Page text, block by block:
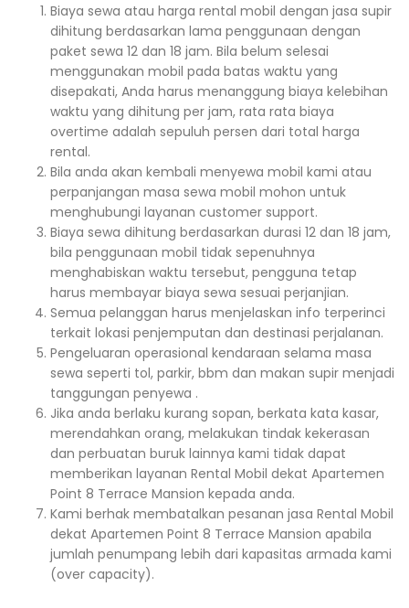
Biaya sewa atau harga rental mobil dengan jasa supir
dihitung berdasarkan lama penggunaan dengan
paket sewa 12 dan 18 jam. Bila belum selesai
menggunakan mobil pada batas waktu yang
disepakati, Anda harus menanggung biaya kelebihan
waktu yang dihitung per jam, rata rata biaya
overtime adalah sepuluh persen dari total harga
rental.
Bila anda akan kembali menyewa mobil kami atau
perpanjangan masa sewa mobil mohon untuk
menghubungi layanan customer support.
Biaya sewa dihitung berdasarkan durasi 12 dan 18 jam,
bila penggunaan mobil tidak sepenuhnya
menghabiskan waktu tersebut, pengguna tetap
harus membayar biaya sewa sesuai perjanjian.
Semua pelanggan harus menjelaskan info terperinci
terkait lokasi penjemputan dan destinasi perjalanan.
Pengeluaran operasional kendaraan selama masa
sewa seperti tol, parkir, bbm dan makan supir menjadi
tanggungan penyewa .
Jika anda berlaku kurang sopan, berkata kata kasar,
merendahkan orang, melakukan tindak kekerasan
dan perbuatan buruk lainnya kami tidak dapat
memberikan layanan Rental Mobil dekat Apartemen
Point 8 Terrace Mansion kepada anda.
Kami berhak membatalkan pesanan jasa Rental Mobil
dekat Apartemen Point 8 Terrace Mansion apabila
jumlah penumpang lebih dari kapasitas armada kami
(over capacity).